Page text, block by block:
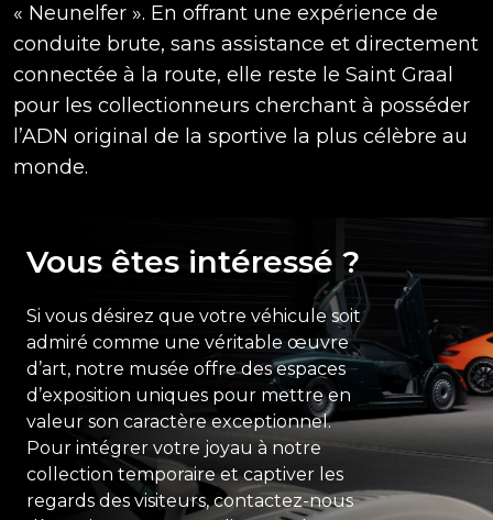
« Neunelfer ». En offrant une expérience de
conduite brute, sans assistance et directement
connectée à la route, elle reste le Saint Graal
pour les collectionneurs cherchant à posséder
l’ADN original de la sportive la plus célèbre au
monde.
Vous êtes intéressé ?
Si vous désirez que votre véhicule soit
admiré comme une véritable œuvre
d’art, notre musée offre des espaces
d’exposition uniques pour mettre en
valeur son caractère exceptionnel.
Pour intégrer votre joyau à notre
collection temporaire et captiver les
regards des visiteurs, contactez-nous